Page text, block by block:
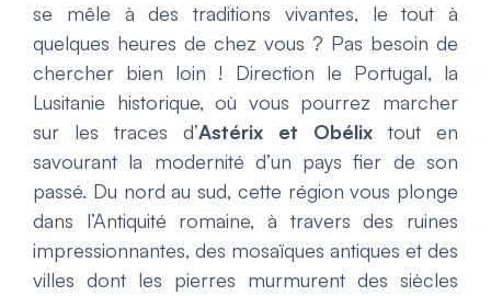
se mêle à des traditions vivantes, le tout à
quelques heures de chez vous ? Pas besoin de
chercher bien loin ! Direction le Portugal, la
Lusitanie historique, où vous pourrez marcher
sur les traces d’Astérix et Obélix tout en
savourant la modernité d’un pays fier de son
passé. Du nord au sud, cette région vous plonge
dans l’Antiquité romaine, à travers des ruines
impressionnantes, des mosaïques antiques et des
villes dont les pierres murmurent des siècles